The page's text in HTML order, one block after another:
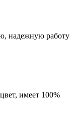
надежную работу
имеет 100%